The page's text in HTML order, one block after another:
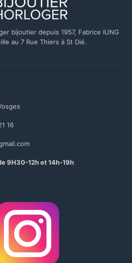
bijoutier depuis 1957, Fabrice IUNG
au 7 Rue Thiers à St Dié.
16
9H30-12h et 14h-19h